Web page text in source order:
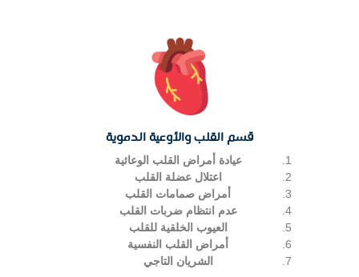
قسم القلب والأوعية الدموية
عيادة أمراض القلب الوعائية
اعتلال عضلة القلب
أمراض صمامات القلب
عدم انتظام ضربات القلب
العيوب الخلقية للقلب
أمراض القلب النفسية
الشريان التاجي